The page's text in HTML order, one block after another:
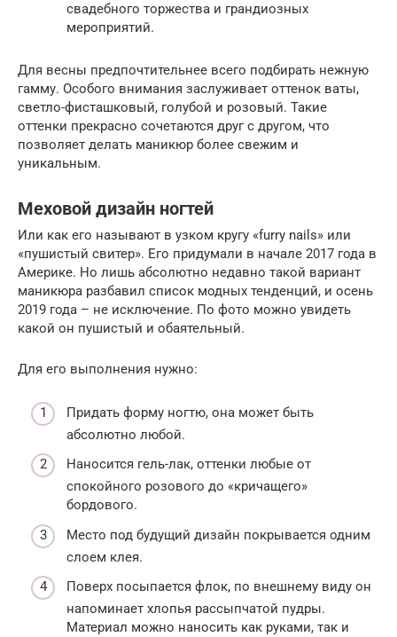
свадебного торжества и грандиозных
мероприятий.
Для весны предпочтительнее всего подбирать нежную
гамму. Особого внимания заслуживает оттенок ваты,
светло-фисташковый, голубой и розовый. Такие
оттенки прекрасно сочетаются друг с другом, что
позволяет делать маникюр более свежим и
уникальным.
Меховой дизайн ногтей
Или как его называют в узком кругу «furry nails» или
«пушистый свитер». Его придумали в начале 2017 года в
Америке. Но лишь абсолютно недавно такой вариант
маникюра разбавил список модных тенденций, и осень
2019 года – не исключение. По фото можно увидеть
какой он пушистый и обаятельный.
Для его выполнения нужно:
Придать форму ногтю, она может быть
абсолютно любой.
Наносится гель-лак, оттенки любые от
спокойного розового до «кричащего»
бордового.
Место под будущий дизайн покрывается одним
слоем клея.
Поверх посыпается флок, по внешнему виду он
напоминает хлопья рассыпчатой пудры.
Материал можно наносить как руками, так и